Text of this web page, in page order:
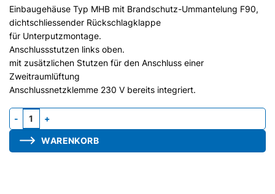
Einbaugehäuse Typ MHB mit Brandschutz-Ummantelung F90,
dichtschliessender Rückschlagklappe
für Unterputzmontage.
Anschlussstutzen links oben.
mit zusätzlichen Stutzen für den Anschluss einer
Zweitraumlüftung
Anschlussnetzklemme 230 V bereits integriert.
Gehäuse MB1/K-G, Stutzen seitlich, Brandschutz, Brandschutzkl.
WARENKORB